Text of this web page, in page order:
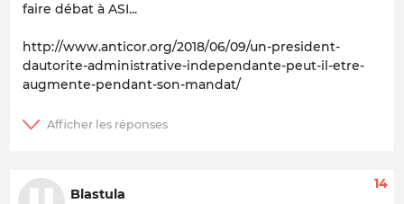
faire débat à ASI...
http://www.anticor.org/2018/06/09/un-president-
dautorite-administrative-independante-peut-il-etre-
augmente-pendant-son-mandat/
Blastula
14